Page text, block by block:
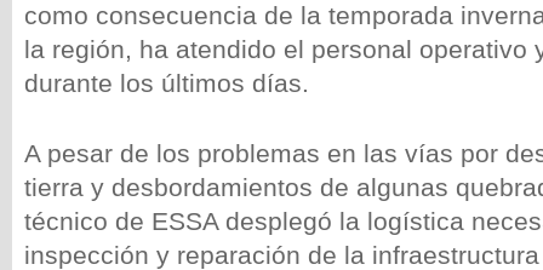
como consecuencia de la temporada
la región, ha atendido el personal operativo
durante los últimos días.
A pesar de los problemas en las vías por
tierra y desbordamientos de algunas
técnico de ESSA desplegó la logística
inspección y reparación de la